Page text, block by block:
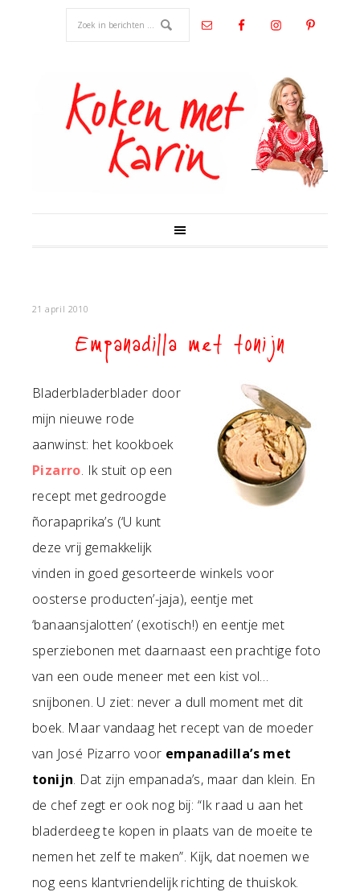
21 april 2010
Empanadilla met tonijn
Bladerbladerblader door
mijn nieuwe rode
aanwinst: het kookboek
Pizarro. Ik stuit op een
recept met gedroogde
ñorapaprika’s (‘U kunt
deze vrij gemakkelijk
vinden in goed gesorteerde winkels voor
oosterse producten’-jaja), eentje met
‘banaansjalotten’ (exotisch!) en eentje met
sperziebonen met daarnaast een prachtige foto
van een oude meneer met een kist vol…
snijbonen. U ziet: never a dull moment met dit
boek. Maar vandaag het recept van de moeder
van José Pizarro voor empanadilla’s met
tonijn. Dat zijn empanada’s, maar dan klein. En
de chef zegt er ook nog bij: “Ik raad u aan het
bladerdeeg te kopen in plaats van de moeite te
nemen het zelf te maken”. Kijk, dat noemen we
nog eens klantvriendelijk richting de thuiskok.